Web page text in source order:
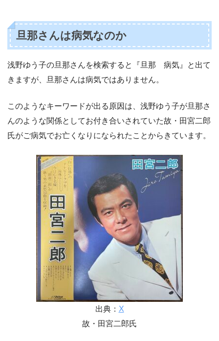
旦那さんは病気なのか
浅野ゆう子の旦那さんを検索すると『旦那 病気』と出て
きますが、旦那さんは病気ではありません。
このようなキーワードが出る原因は、浅野ゆう子が旦那さ
んのような関係としてお付き合いされていた故・田宮二郎
氏がご病気でお亡くなりになられたことからきています。
出典： X
故・田宮二郎氏